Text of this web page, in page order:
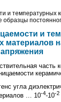
и температурных
и
материалов
часть
угла
… 10-4-10-2